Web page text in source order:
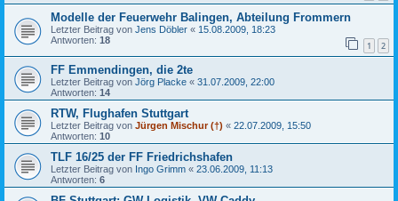
Modelle der Feuerwehr Balingen, Abteilung Frommern
Letzter Beitrag von Jens Döbler « 15.08.2009, 18:23
Antworten: 18 1 2
FF Emmendingen, die 2te
Letzter Beitrag von Jörg Placke « 31.07.2009, 22:00
Antworten: 14
RTW, Flughafen Stuttgart
Letzter Beitrag von Jürgen Mischur (†) « 22.07.2009, 15:50
Antworten: 10
TLF 16/25 der FF Friedrichshafen
Letzter Beitrag von Ingo Grimm « 23.06.2009, 11:13
Antworten: 6